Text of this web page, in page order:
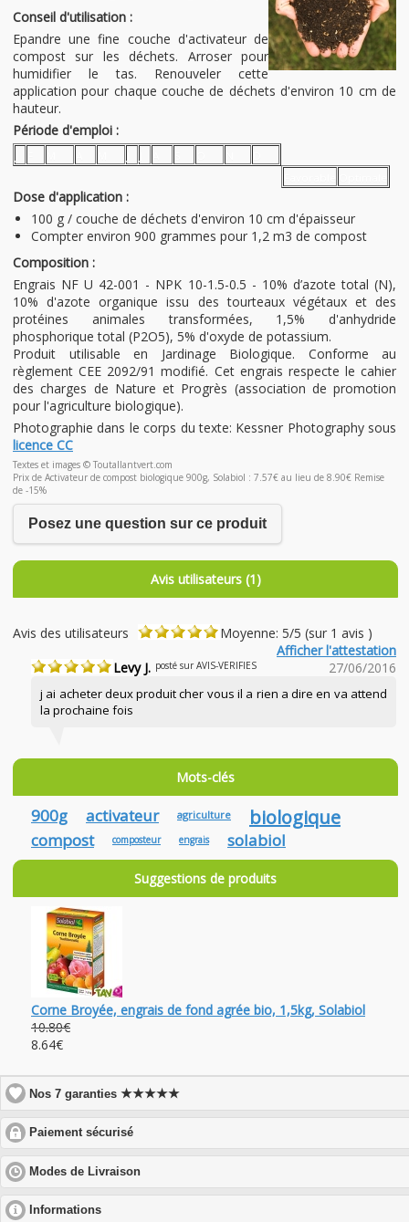
Conseil d'utilisation :
Epandre une fine couche d'activateur de
compost sur les déchets. Arroser pour
humidifier le tas. Renouveler cette
application pour chaque couche de déchets d'environ 10 cm de
hauteur.
Période d'emploi :
Dose d'application :
100 g / couche de déchets d'environ 10 cm d'épaisseur
Compter environ 900 grammes pour 1,2 m3 de compost
Composition :
Engrais NF U 42-001 - NPK 10-1.5-0.5 - 10% d’azote total (N),
10% d'azote organique issu des tourteaux végétaux et des
protéines animales transformées, 1,5% d'anhydride
phosphorique total (P2O5), 5% d'oxyde de potassium.
Produit utilisable en Jardinage Biologique. Conforme au
règlement CEE 2092/91 modifié. Cet engrais respecte le cahier
des charges de Nature et Progrès (association de promotion
pour l'agriculture biologique).
Photographie dans le corps du texte: Kessner Photography sous
licence CC
Textes et images © Toutallantvert.com
Prix de Activateur de compost biologique 900g, Solabiol : 7.57€ au lieu de 8.90€ Remise
de -15%
Posez une question sur ce produit
Avis utilisateurs (1)
Avis des utilisateurs
Moyenne: 5/5 (sur 1 avis )
Afficher l'attestation
Levy J. posté sur AVIS-VERIFIES 27/06/2016
j ai acheter deux produit cher vous il a rien a dire en va attend
la prochaine fois
Mots-clés
900g activateur agriculture biologique
compost composteur engrais solabiol
Suggestions de produits
Corne Broyée, engrais de fond agrée bio, 1,5kg, Solabiol
10.80€
8.64€
Nos 7 garanties★★★★★
Paiement sécurisé
to
expand
Modes de Livraison
to
Informations